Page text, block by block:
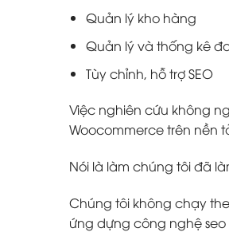
Quản lý kho hàng
Quản lý và thống kê
Tùy chỉnh, hỗ trợ SEO
Việc nghiên cứu không
Woocommerce trên nền
Nói là làm chúng tôi đã
Chúng tôi không chạy
ứng dựng công nghệ